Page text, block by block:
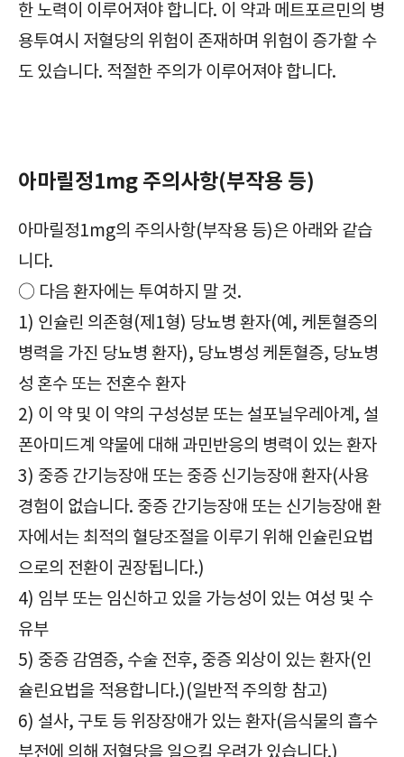
한 노력이 이루어져야 합니다. 이 약과 메트포르민의 병
용투여시 저혈당의 위험이 존재하며 위험이 증가할 수
도 있습니다. 적절한 주의가 이루어져야 합니다.
아마릴정1mg 주의사항(부작용 등)
아마릴정1mg의 주의사항(부작용 등)은 아래와 같습
니다.
○ 다음 환자에는 투여하지 말 것.
1) 인슐린 의존형(제1형) 당뇨병 환자(예, 케톤혈증의
병력을 가진 당뇨병 환자), 당뇨병성 케톤혈증, 당뇨병
성 혼수 또는 전혼수 환자
2) 이 약 및 이 약의 구성성분 또는 설포닐우레아계, 설
폰아미드계 약물에 대해 과민반응의 병력이 있는 환자
3) 중증 간기능장애 또는 중증 신기능장애 환자(사용
경험이 없습니다. 중증 간기능장애 또는 신기능장애 환
자에서는 최적의 혈당조절을 이루기 위해 인슐린요법
으로의 전환이 권장됩니다.)
4) 임부 또는 임신하고 있을 가능성이 있는 여성 및 수
유부
5) 중증 감염증, 수술 전후, 중증 외상이 있는 환자(인
슐린요법을 적용합니다.)(일반적 주의항 참고)
6) 설사, 구토 등 위장장애가 있는 환자(음식물의 흡수
부전에 의해 저혈당을 일으킬 우려가 있습니다.)